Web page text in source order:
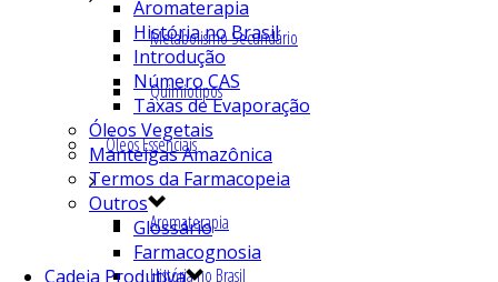
Metabolismo Secundário
Quimiotipos
Óleos Essenciais
Aromaterapia
História no Brasil
Aromaterapia
História no Brasil
Introdução
Número CAS
Taxas de Evaporação
Óleos Vegetais
Manteigas Amazônica
Termos da Farmacopeia
Outros
Glossário
Farmacognosia
Cadeia Produtiva